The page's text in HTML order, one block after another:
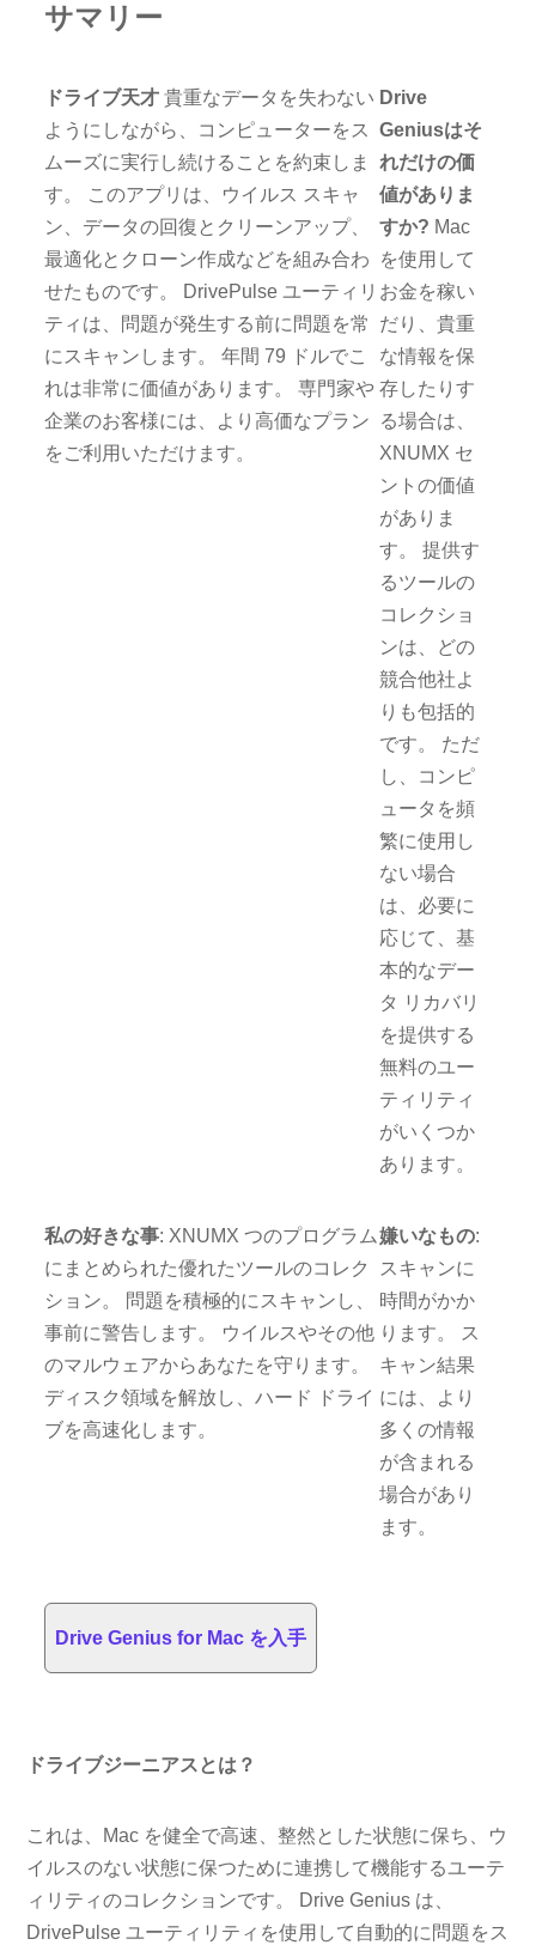
サマリー
ドライブ天才 貴重なデータを失わない
ようにしながら、コンピューターをス
ムーズに実行し続けることを約束しま
す。 このアプリは、ウイルス スキャ
ン、データの回復とクリーンアップ、
最適化とクローン作成などを組み合わ
せたものです。 DrivePulse ユーティリ
ティは、問題が発生する前に問題を常
にスキャンします。 年間 79 ドルでこ
れは非常に価値があります。 専門家や
企業のお客様には、より高価なプラン
をご利用いただけます。
Drive
Geniusはそ
れだけの価
値がありま
すか? Mac
を使用して
お金を稼い
だり、貴重
な情報を保
存したりす
る場合は、
XNUMX セ
ントの価値
がありま
す。 提供す
るツールの
コレクショ
ンは、どの
競合他社よ
りも包括的
です。 ただ
し、コンピ
ュータを頻
繁に使用し
ない場合
は、必要に
応じて、基
本的なデー
タ リカバリ
を提供する
無料のユー
ティリティ
がいくつか
あります。
私の好きな事: XNUMX つのプログラム
にまとめられた優れたツールのコレク
ション。 問題を積極的にスキャンし、
事前に警告します。 ウイルスやその他
のマルウェアからあなたを守ります。
ディスク領域を解放し、ハード ドライ
ブを高速化します。
嫌いなもの:
スキャンに
時間がかか
ります。 ス
キャン結果
には、より
多くの情報
が含まれる
場合があり
ます。
Drive Genius for Mac を入手
ドライブジーニアスとは？
これは、Mac を健全で高速、整然とした状態に保ち、ウ
イルスのない状態に保つために連携して機能するユーテ
ィリティのコレクションです。 Drive Genius は、
DrivePulse ユーティリティを使用して自動的に問題をス